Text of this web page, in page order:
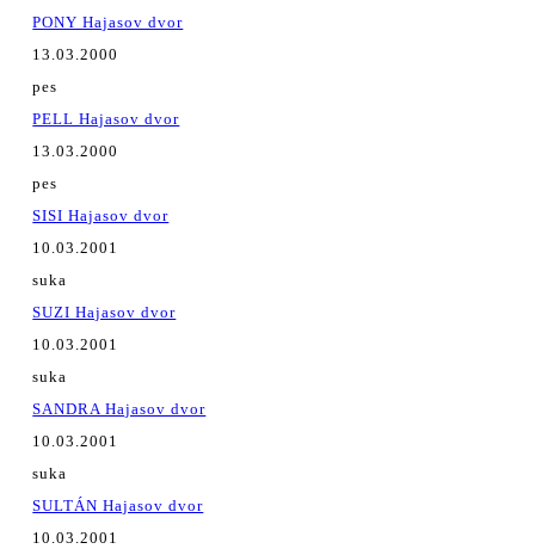
PONY Hajasov dvor
13.03.2000
pes
PELL Hajasov dvor
13.03.2000
pes
SISI Hajasov dvor
10.03.2001
suka
SUZI Hajasov dvor
10.03.2001
suka
SANDRA Hajasov dvor
10.03.2001
suka
SULTÁN Hajasov dvor
10.03.2001